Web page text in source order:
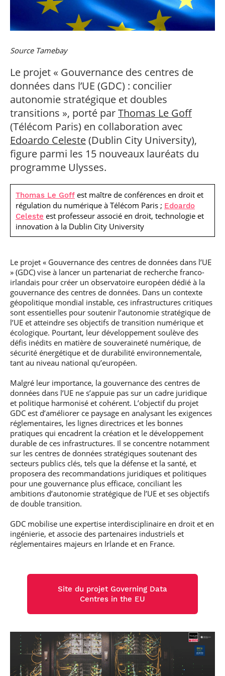
S’engager à Télécom
Paris
Numérique
Parcours Numérique
Responsable
Corps des Mines
Parcours Talents : un
Double Diplôme
Artificielle en
alternance
(admissions closes)
cybersécurité des
réseaux et des
systèmes
d’information
Intelligence
Artificielle – Expert
Data & MLops
Intelligence
Artificielle
multimodale et
autonome
Je suis élève en
situation de
handicap, comment
faire ?
arrivée
Financement
Entreprises &
solutions Mastère
Spécialisé
Brochures &
contacts
professionnel
• Journaliste
• Créateur d’entreprise
Source Tamebay
Le projet « Gouvernance des centres de
données dans l’UE (GDC) : concilier
autonomie stratégique et doubles
transitions », porté parThomas Le Goff
(Télécom Paris) en collaboration avec
Edoardo Celeste(Dublin City University),
figure parmi les 15 nouveaux lauréats du
programme Ulysses.
Thomas Le Goff est maître de conférences en droit et
régulation du numérique à Télécom Paris ; Edoardo
Celeste est professeur associé en droit, technologie et
innovation à la Dublin City University
Le projet « Gouvernance des centres de données dans l’UE
» (GDC) vise à lancer un partenariat de recherche franco-
irlandais pour créer un observatoire européen dédié à la
gouvernance des centres de données. Dans un contexte
géopolitique mondial instable, ces infrastructures critiques
sont essentielles pour soutenir l’autonomie stratégique de
l’UE et atteindre ses objectifs de transition numérique et
écologique. Pourtant, leur développement soulève des
défis inédits en matière de souveraineté numérique, de
sécurité énergétique et de durabilité environnementale,
tant au niveau national qu’européen.
Malgré leur importance, la gouvernance des centres de
données dans l’UE ne s’appuie pas sur un cadre juridique
et politique harmonisé et cohérent. L’objectif du projet
GDC est d’améliorer ce paysage en analysant les exigences
réglementaires, les lignes directrices et les bonnes
pratiques qui encadrent la création et le développement
durable de ces infrastructures. Il se concentre notamment
sur les centres de données stratégiques soutenant des
secteurs publics clés, tels que la défense et la santé, et
proposera des recommandations juridiques et politiques
pour une gouvernance plus efficace, conciliant les
ambitions d’autonomie stratégique de l’UE et ses objectifs
de double transition.
GDC mobilise une expertise interdisciplinaire en droit et en
ingénierie, et associe des partenaires industriels et
réglementaires majeurs en Irlande et en France.
Site du projet Governing Data
Centres in the EU